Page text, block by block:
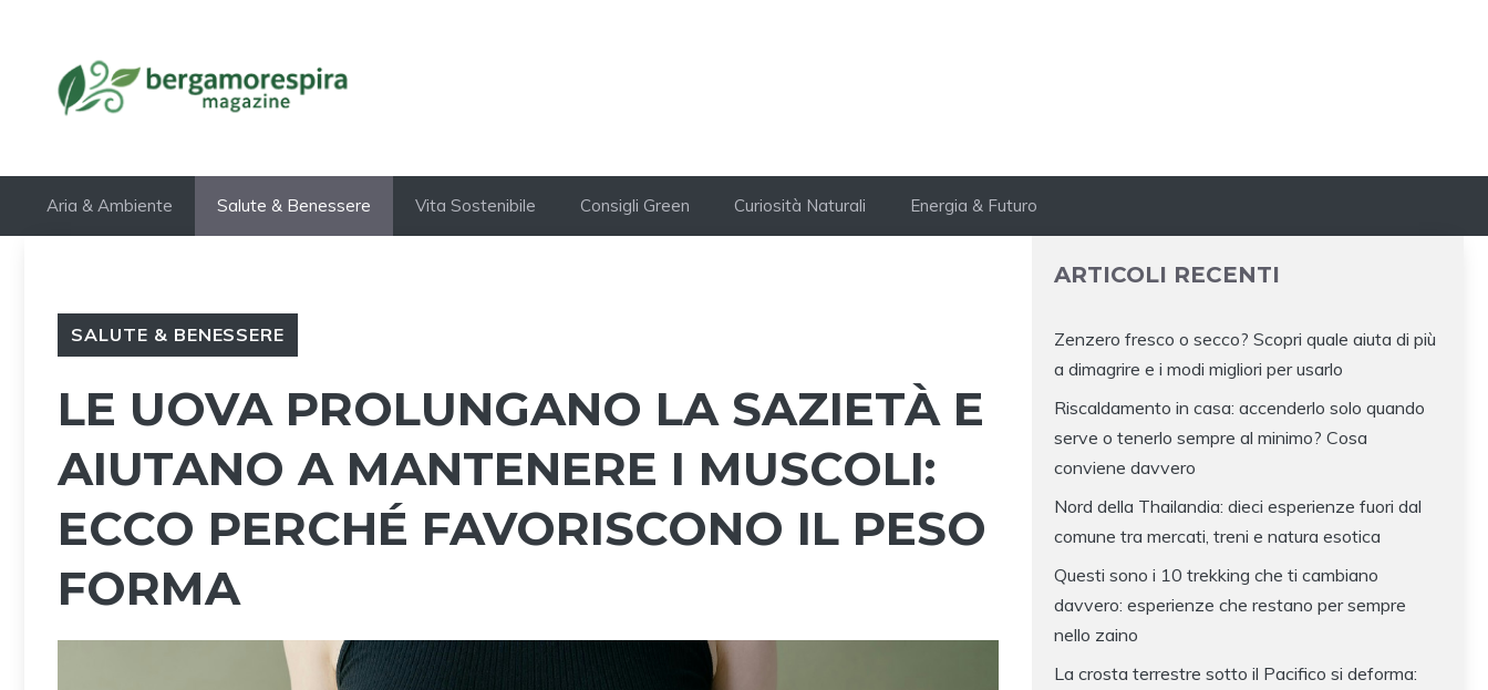
contenuto
Aria & Ambiente Salute & Benessere Vita Sostenibile Consigli Green Curiosità Naturali Energia & Futuro
SALUTE & BENESSERE
LE UOVA PROLUNGANO LA SAZIETÀ E
AIUTANO A MANTENERE I MUSCOLI:
ECCO PERCHÉ FAVORISCONO IL PESO
FORMA
ARTICOLI RECENTI
Zenzero fresco o secco? Scopri quale aiuta di più
a dimagrire e i modi migliori per usarlo
Riscaldamento in casa: accenderlo solo quando
serve o tenerlo sempre al minimo? Cosa
conviene davvero
Nord della Thailandia: dieci esperienze fuori dal
comune tra mercati, treni e natura esotica
Questi sono i 10 trekking che ti cambiano
davvero: esperienze che restano per sempre
nello zaino
La crosta terrestre sotto il Pacifico si deforma: